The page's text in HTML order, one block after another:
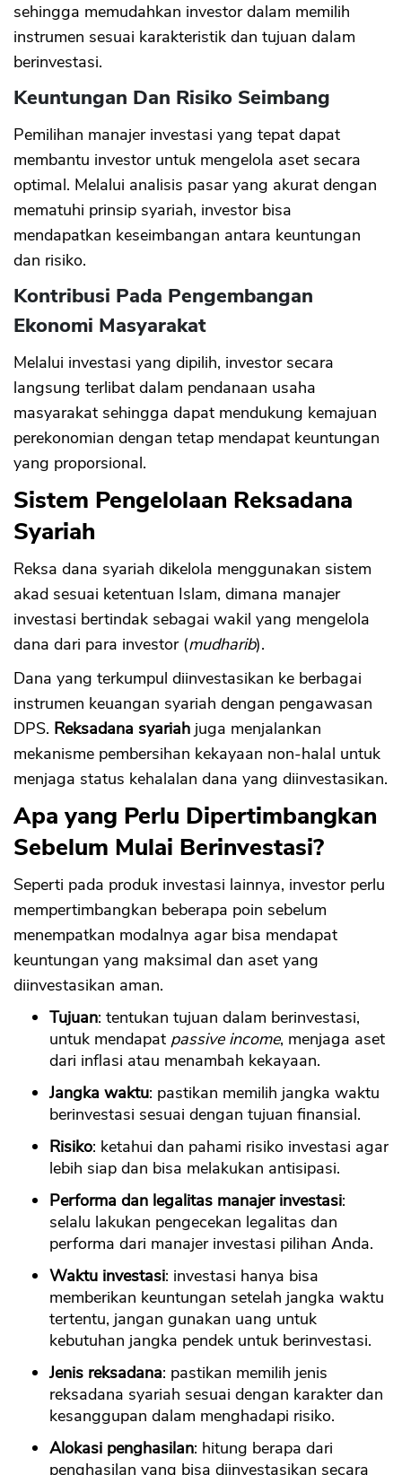
sehingga memudahkan investor dalam memilih
instrumen sesuai karakteristik dan tujuan dalam
berinvestasi.
Keuntungan Dan Risiko Seimbang
Pemilihan manajer investasi yang tepat dapat
membantu investor untuk mengelola aset secara
optimal. Melalui analisis pasar yang akurat dengan
mematuhi prinsip syariah, investor bisa
mendapatkan keseimbangan antara keuntungan
dan risiko.
Kontribusi Pada Pengembangan
Ekonomi Masyarakat
Melalui investasi yang dipilih, investor secara
langsung terlibat dalam pendanaan usaha
masyarakat sehingga dapat mendukung kemajuan
perekonomian dengan tetap mendapat keuntungan
yang proporsional.
Sistem Pengelolaan Reksadana
Syariah
Reksa dana syariah dikelola menggunakan sistem
akad sesuai ketentuan Islam, dimana manajer
investasi bertindak sebagai wakil yang mengelola
dana dari para investor (mudharib).
Dana yang terkumpul diinvestasikan ke berbagai
instrumen keuangan syariah dengan pengawasan
DPS. Reksadana syariah juga menjalankan
mekanisme pembersihan kekayaan non-halal untuk
menjaga status kehalalan dana yang diinvestasikan.
Apa yang Perlu Dipertimbangkan
Sebelum Mulai Berinvestasi?
Seperti pada produk investasi lainnya, investor perlu
mempertimbangkan beberapa poin sebelum
menempatkan modalnya agar bisa mendapat
keuntungan yang maksimal dan aset yang
diinvestasikan aman.
Tujuan: tentukan tujuan dalam berinvestasi,
untuk mendapat passive income, menjaga aset
dari inflasi atau menambah kekayaan.
Jangka waktu: pastikan memilih jangka waktu
berinvestasi sesuai dengan tujuan finansial.
Risiko: ketahui dan pahami risiko investasi agar
lebih siap dan bisa melakukan antisipasi.
Performa dan legalitas manajer investasi:
selalu lakukan pengecekan legalitas dan
performa dari manajer investasi pilihan Anda.
Waktu investasi: investasi hanya bisa
memberikan keuntungan setelah jangka waktu
tertentu, jangan gunakan uang untuk
kebutuhan jangka pendek untuk berinvestasi.
Jenis reksadana: pastikan memilih jenis
reksadana syariah sesuai dengan karakter dan
kesanggupan dalam menghadapi risiko.
Alokasi penghasilan: hitung berapa dari
penghasilan yang bisa diinvestasikan secara